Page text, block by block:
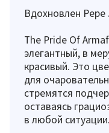
Вдохновлен
The Pride Of
элегантный, в
красивый. Это
для
стремятся
оставаясь
в любой ситуации.